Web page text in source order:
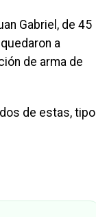
Gabriel, de 45
a
de arma de
de estas, tipo